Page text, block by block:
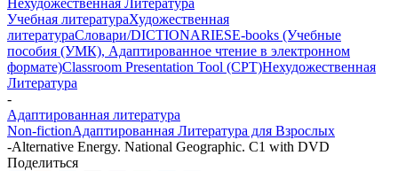
Нехудожественная Литература
Учебная литератураХудожественная
литератураСловари/DICTIONARIESE-books (Учебные
пособия (УМК), Адаптированное чтение в электронном
формате)Classroom Presentation Tool (CPT)Нехудожественная
Литература
-
Адаптированная литература
Non-fictionАдаптированная Литература для Взрослых
-Alternative Energy. National Geographic. C1 with DVD
Поделиться